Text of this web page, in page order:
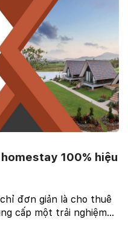
100% hiệu
đơn giản là cho thuê
cấp một trải nghiệm